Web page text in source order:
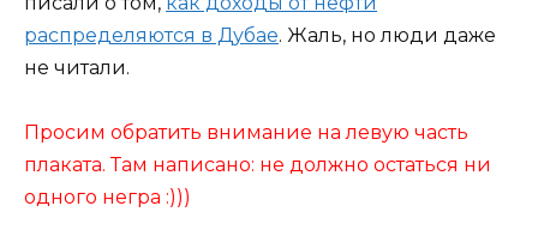
распределяются в Дубае. Жаль, но люди даже
не читали.
Просим обратить внимание на левую часть
плаката. Там написано: не должно остаться ни
одного негра :)))